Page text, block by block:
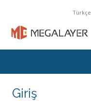
Türkçe
Giriş